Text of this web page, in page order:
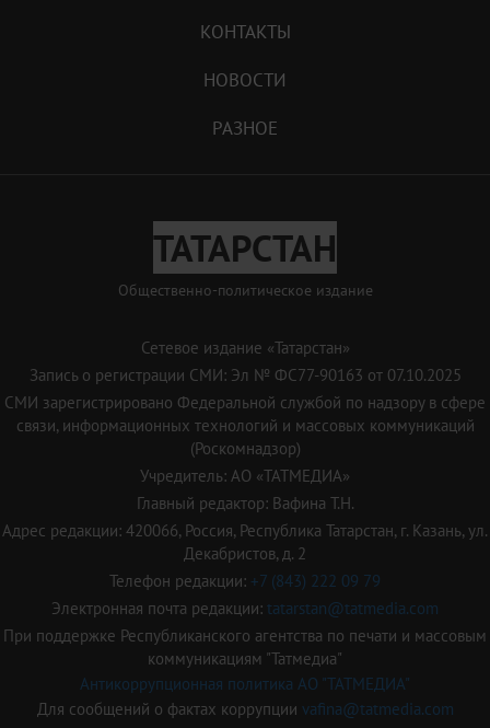
КОНТАКТЫ
НОВОСТИ
РАЗНОЕ
ТАТАРСТАН
Общественно-политическое издание
Сетевое издание «Татарстан»
Запись о регистрации СМИ: Эл № ФС77-90163 от 07.10.2025
СМИ зарегистрировано Федеральной службой по надзору в сфере
связи, информационных технологий и массовых коммуникаций
(Роскомнадзор)
Учредитель: АО «ТАТМЕДИА»
Главный редактор: Вафина Т.Н.
Адрес редакции: 420066, Россия, Республика Татарстан, г. Казань, ул.
Декабристов, д. 2
Телефон редакции: +7 (843) 222 09 79
Электронная почта редакции: tatarstan@tatmedia.com
При поддержке Республиканского агентства по печати и массовым
коммуникациям "Татмедиа"
Антикоррупционная политика АО "ТАТМЕДИА"
Для сообщений о фактах коррупции vafina@tatmedia.com